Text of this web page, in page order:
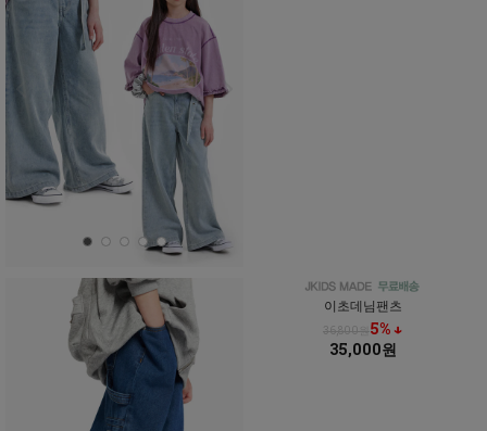
이초데님팬츠
36,800원5% ↓
35,000원